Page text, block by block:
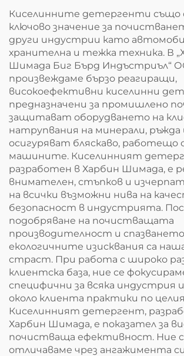
Киселинните детергенти също
ключово значение за
други индустрии като
хранителна и тежка техника. В
Шимада Биг Бърд Индъстриъл“
произвеждаме бързо реагиращи,
високоефективни киселинни
предназначени за промишлено
защитават оборудването на
натрупвания на минерали,
осигуряват бляскаво, работещо
машините. Киселинният
разработен в Харбин Шимада, е
внимателен, стъпков и
на всички възможни нива на
безопасност в индустрията.
подобряване на почистващата
производителност и
екологичните изисквания са
страст. При работа с широко
клиентска база, ние се
специфични за всяка индустрия
около клиента практики по
Киселинният детергент,
Харбин Шимада, е показател за
почистваща ефективност. Ние
отличаваме чрез ангажимента